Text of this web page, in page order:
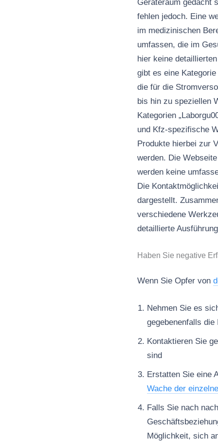
Geräteraum gedacht
fehlen jedoch. Eine
im medizinischen
umfassen, die im
hier keine
gibt es eine
die für die
bis hin zu speziellen
Kategorien
und Kfz-spezifische
Produkte hierbei zur
werden. Die
werden keine
Die
dargestellt.
verschiedene
detaillierte
Haben Sie negative
Wenn Sie Opfer von
Nehmen Sie es
gegebenenfalls
Kontaktieren Sie
sind
Erstatten Sie eine
Wache der
Falls Sie nach
Möglichkeit, sich